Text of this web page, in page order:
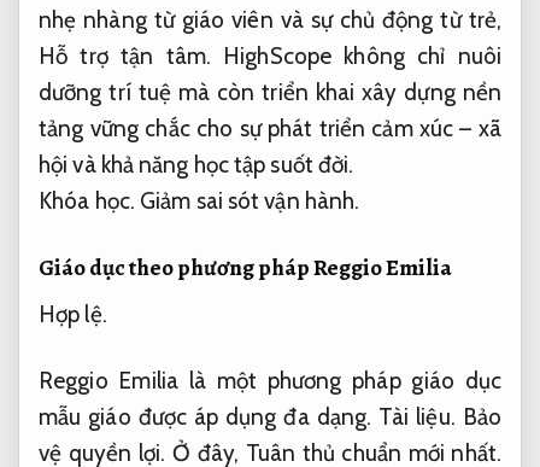
nhẹ nhàng từ giáo viên và sự chủ động từ trẻ,
Hỗ trợ tận tâm. HighScope không chỉ nuôi
dưỡng trí tuệ mà còn triển khai xây dựng nền
tảng vững chắc cho sự phát triển cảm xúc – xã
hội và khả năng học tập suốt đời.
Khóa học. Giảm sai sót vận hành.
Giáo dục theo phương pháp Reggio Emilia
Hợp lệ.
Reggio Emilia là một phương pháp giáo dục
mẫu giáo được áp dụng đa dạng. Tài liệu. Bảo
vệ quyền lợi. Ở đây, Tuân thủ chuẩn mới nhất.